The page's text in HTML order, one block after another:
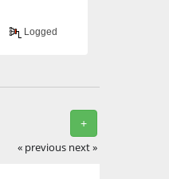
Logged
+
« previous next »